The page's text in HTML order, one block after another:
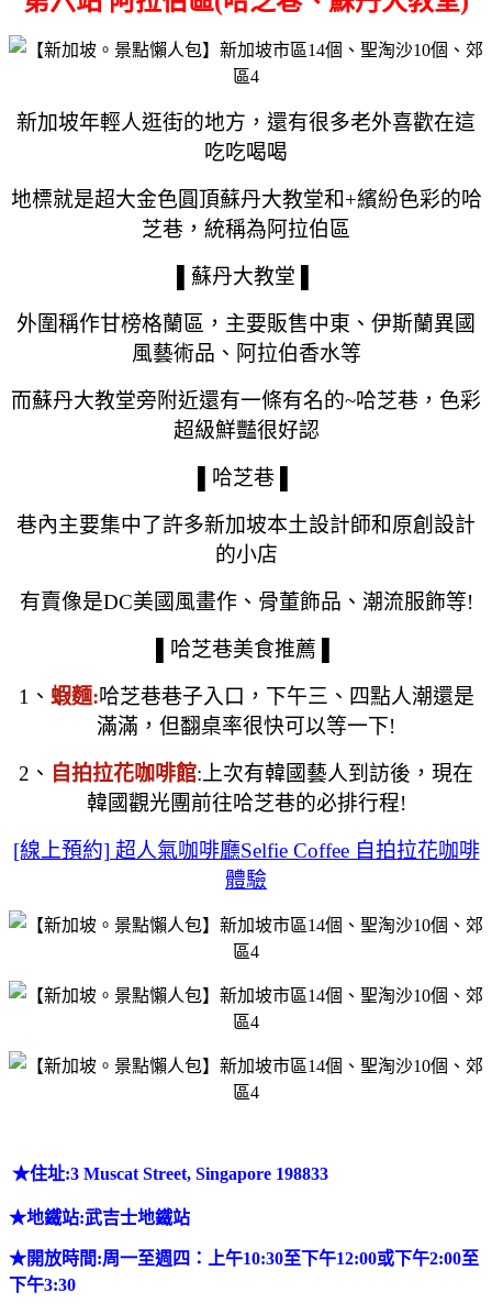
新加坡年輕人逛街的地方，還有很多老外喜歡在這
吃吃喝喝
地標就是超大金色圓頂蘇丹大教堂和+繽紛色彩的哈
芝巷，統稱為阿拉伯區
蘇丹大教堂
外圍稱作甘榜格蘭區， 主要販售中東、伊斯蘭異國
風藝術品、阿拉伯香水等
而蘇丹大教堂旁附近還有一條有名的~哈芝巷，色彩
超級鮮豔很好認
哈芝巷
巷內主要集中了許多新加坡本土設計師和原創設計
的小店
有賣像是DC美國風畫作、骨董飾品、潮流服飾等!
▌哈芝巷美食推薦 ▌
1、 蝦麵:哈芝巷巷子入口，下午三、四點人潮還是
滿滿，但翻桌率很快可以等一下!
2、 自拍拉花咖啡館:上次有韓國藝人到訪後，現在
韓國觀光團前往哈芝巷的必排行程!
[線上預約] 超人氣咖啡廳Selfie Coffee 自拍拉花咖啡
體驗
★住址:3 Muscat Street, Singapore 198833
★地鐵站:武吉士地鐵站
★開放時間:周一至週四：上午10:30至下午12:00或下午2:00至
下午3:30